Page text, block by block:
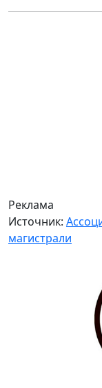
Реклама
Источник:
магистрали